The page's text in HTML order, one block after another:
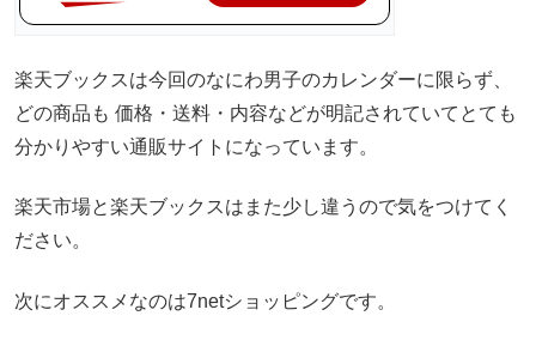
楽天ブックスは今回のなにわ男子のカレンダーに限らず、
どの商品も 価格・送料・内容などが明記されていてとても
分かりやすい通販サイトになっています。
楽天市場と楽天ブックスはまた少し違うので気をつけてく
ださい。
次にオススメなのは7netショッピングです。